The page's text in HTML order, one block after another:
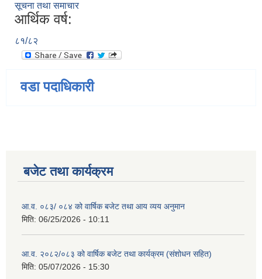
सूचना तथा समाचार
आर्थिक वर्ष:
८१/८२
वडा पदाधिकारी
बजेट तथा कार्यक्रम
आ.व. ०८३/ ०८४ को वार्षिक बजेट तथा आय व्यय अनुमान
मिति: 06/25/2026 - 10:11
आ.व. २०८२/०८३ को वार्षिक बजेट तथा कार्यक्रम (संशोधन सहित)
मिति: 05/07/2026 - 15:30